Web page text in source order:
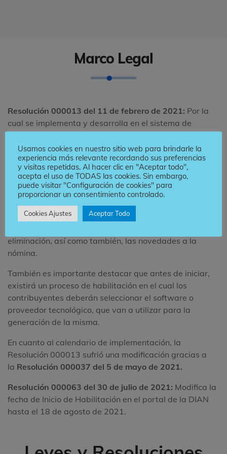
Marco Legal
Resolución 000013 del 11 de febrero de 2021: Por la
cual se implementa y desarrolla en el sistema de
soporte de pago de nómina electrónica y se adopta el
anexo técnico para este documento.
En la Resolución 13 se establecen todas las reglas para
la generación de la nómina electrónica en Colombia, en
donde resalta que se debe emitir un documento de este
tipo por empleado por mes y en caso de ser necesario,
eliminación, así como también, las novedades a la
nómina.
También es importante destacar que antes de iniciar,
existirá un proceso de habilitación en el cual los
contribuyentes deberán seleccionar el software o
proveedor tecnológico, que van a utilizar para la
generación de la misma.
En cuanto al calendario de implementación, la
Resolución 000013 sufrió una modificación gracias a
la Resolución 000037 del 5 de mayo de 2021.
Resolución 000063 del 30 de julio de 2021: Modifica la
fecha de Inicio de Habilitación en el portal de la DIAN
hasta el 18 de agosto de 2021.
Usamos cookies en nuestro sitio web para brindarle la
experiencia más relevante recordando sus preferencias
y visitas repetidas. Al hacer clic en "Aceptar todo",
acepta el uso de TODAS las cookies. Sin embargo,
puede visitar "Configuración de cookies" para
proporcionar un consentimiento controlado.
Cookies Ajustes Aceptar Todo